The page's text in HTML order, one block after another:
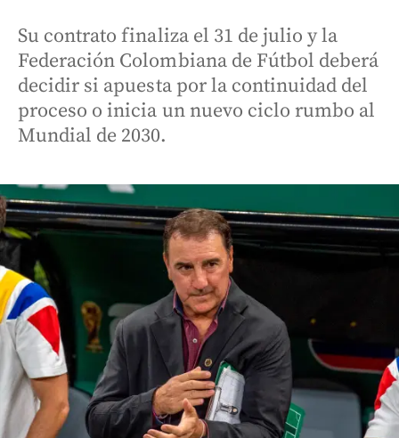
Su contrato finaliza el 31 de julio y la
Federación Colombiana de Fútbol deberá
decidir si apuesta por la continuidad del
proceso o inicia un nuevo ciclo rumbo al
Mundial de 2030.